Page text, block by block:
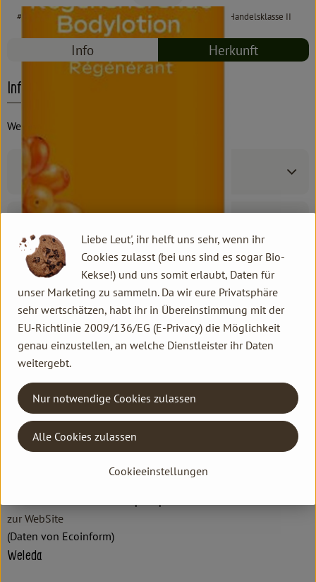
#8384 12,95 € / 250 ml 51,80 €/ l 19% MwSt Handelsklasse II
Info Herkunft
Info
Weleda
Produktinformationen
Herkunft
Hersteller: Weleda
DV
Weleda AG
D 73525 Schwäbisch Gmünd
zur WebSite
(Daten von Ecoinform)
Weleda
Liebe Leut', ihr helft uns sehr, wenn ihr
Cookies zulasst (bei uns sind es sogar Bio-
Kekse!) und uns somit erlaubt, Daten für
unser Marketing zu sammeln. Da wir eure Privatsphäre
sehr wertschätzen, habt ihr in Übereinstimmung mit der
EU-Richtlinie 2009/136/EG (E-Privacy) die Möglichkeit
genau einzustellen, an welche Dienstleister ihr Daten
weitergebt.
Cookieeinstellungen
Nur notwendige Cookies zulassen
Alle Cookies zulassen